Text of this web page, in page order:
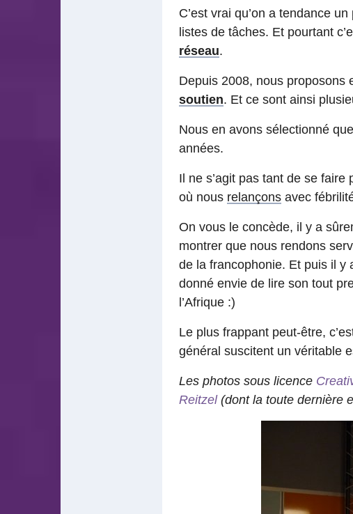
C’est vrai qu’on a tendance
listes de tâches. Et pourtant
réseau.
Depuis 2008, nous proposons
soutien. Et ce sont ainsi
Nous en avons sélectionné
années.
Il ne s’agit pas tant de se
où nous relançonsavec
On vous le concède, il y a
montrer que nous rendons
de la francophonie. Et puis il y
donné envie de lire son tout
l’Afrique :)
Le plus frappant peut-être,
général suscitent un véritable
Les photos sous licence
Reitzel(dont la toute dernière